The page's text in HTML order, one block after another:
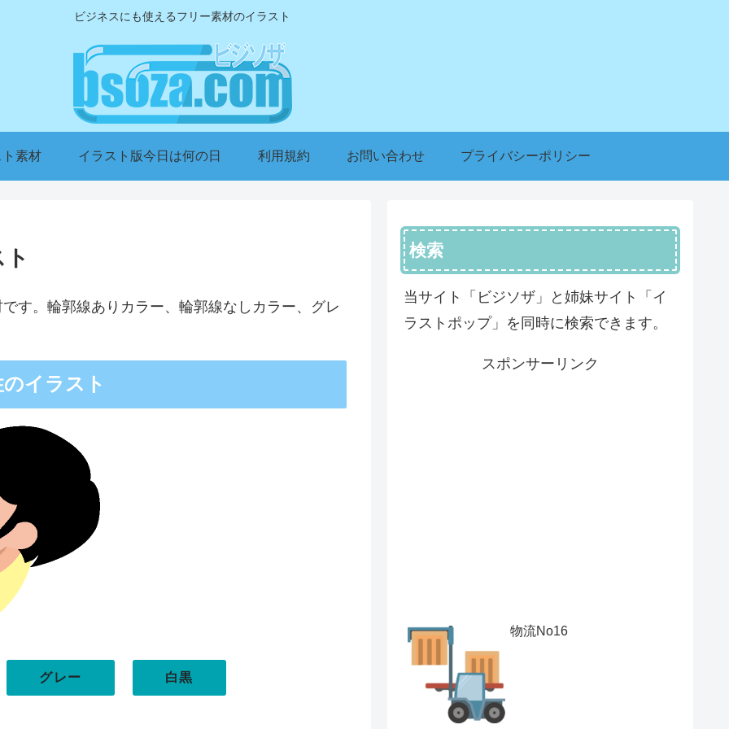
ビジネスにも使えるフリー素材のイラスト
素材 イラスト版今日は何の日 利用規約 お問い合わせ プライバシーポリシー
す。輪郭線ありカラー、輪郭線なしカラー、グレ
イラスト
グレー 白黒
検索
当サイト「ビジソザ」と姉妹サイト「イ
ラストポップ」を同時に検索できます。
スポンサーリンク
物流No16